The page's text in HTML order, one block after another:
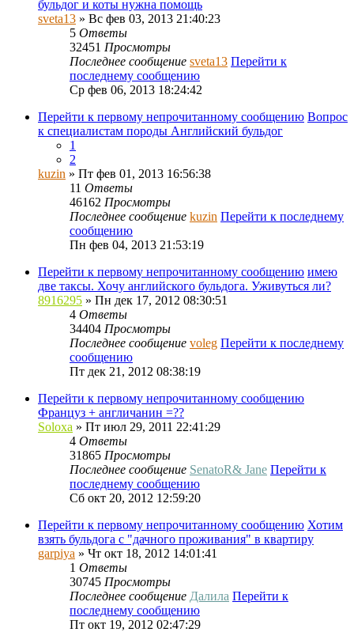
бульдог и коты нужна помощь
sveta13 » Вс фев 03, 2013 21:40:23
5 Ответы
32451 Просмотры
Последнее сообщение sveta13 Перейти к
последнему сообщению
Ср фев 06, 2013 18:24:42
Перейти к первому непрочитанному сообщению Вопрос
к специалистам породы Английский бульдог
1
2
kuzin » Пт фев 01, 2013 16:56:38
11 Ответы
46162 Просмотры
Последнее сообщение kuzin Перейти к последнему
сообщению
Пн фев 04, 2013 21:53:19
Перейти к первому непрочитанному сообщению имею
две таксы. Хочу английского бульдога. Уживуться ли?
8916295 » Пн дек 17, 2012 08:30:51
4 Ответы
34404 Просмотры
Последнее сообщение voleg Перейти к последнему
сообщению
Пт дек 21, 2012 08:38:19
Перейти к первому непрочитанному сообщению
Француз + англичанин =??
Soloxa » Пт июл 29, 2011 22:41:29
4 Ответы
31865 Просмотры
Последнее сообщение SenatoR& Jane Перейти к
последнему сообщению
Сб окт 20, 2012 12:59:20
Перейти к первому непрочитанному сообщению Хотим
взять бульдога с "дачного проживания" в квартиру
garpiya » Чт окт 18, 2012 14:01:41
1 Ответы
30745 Просмотры
Последнее сообщение Далила Перейти к
последнему сообщению
Пт окт 19, 2012 02:47:29